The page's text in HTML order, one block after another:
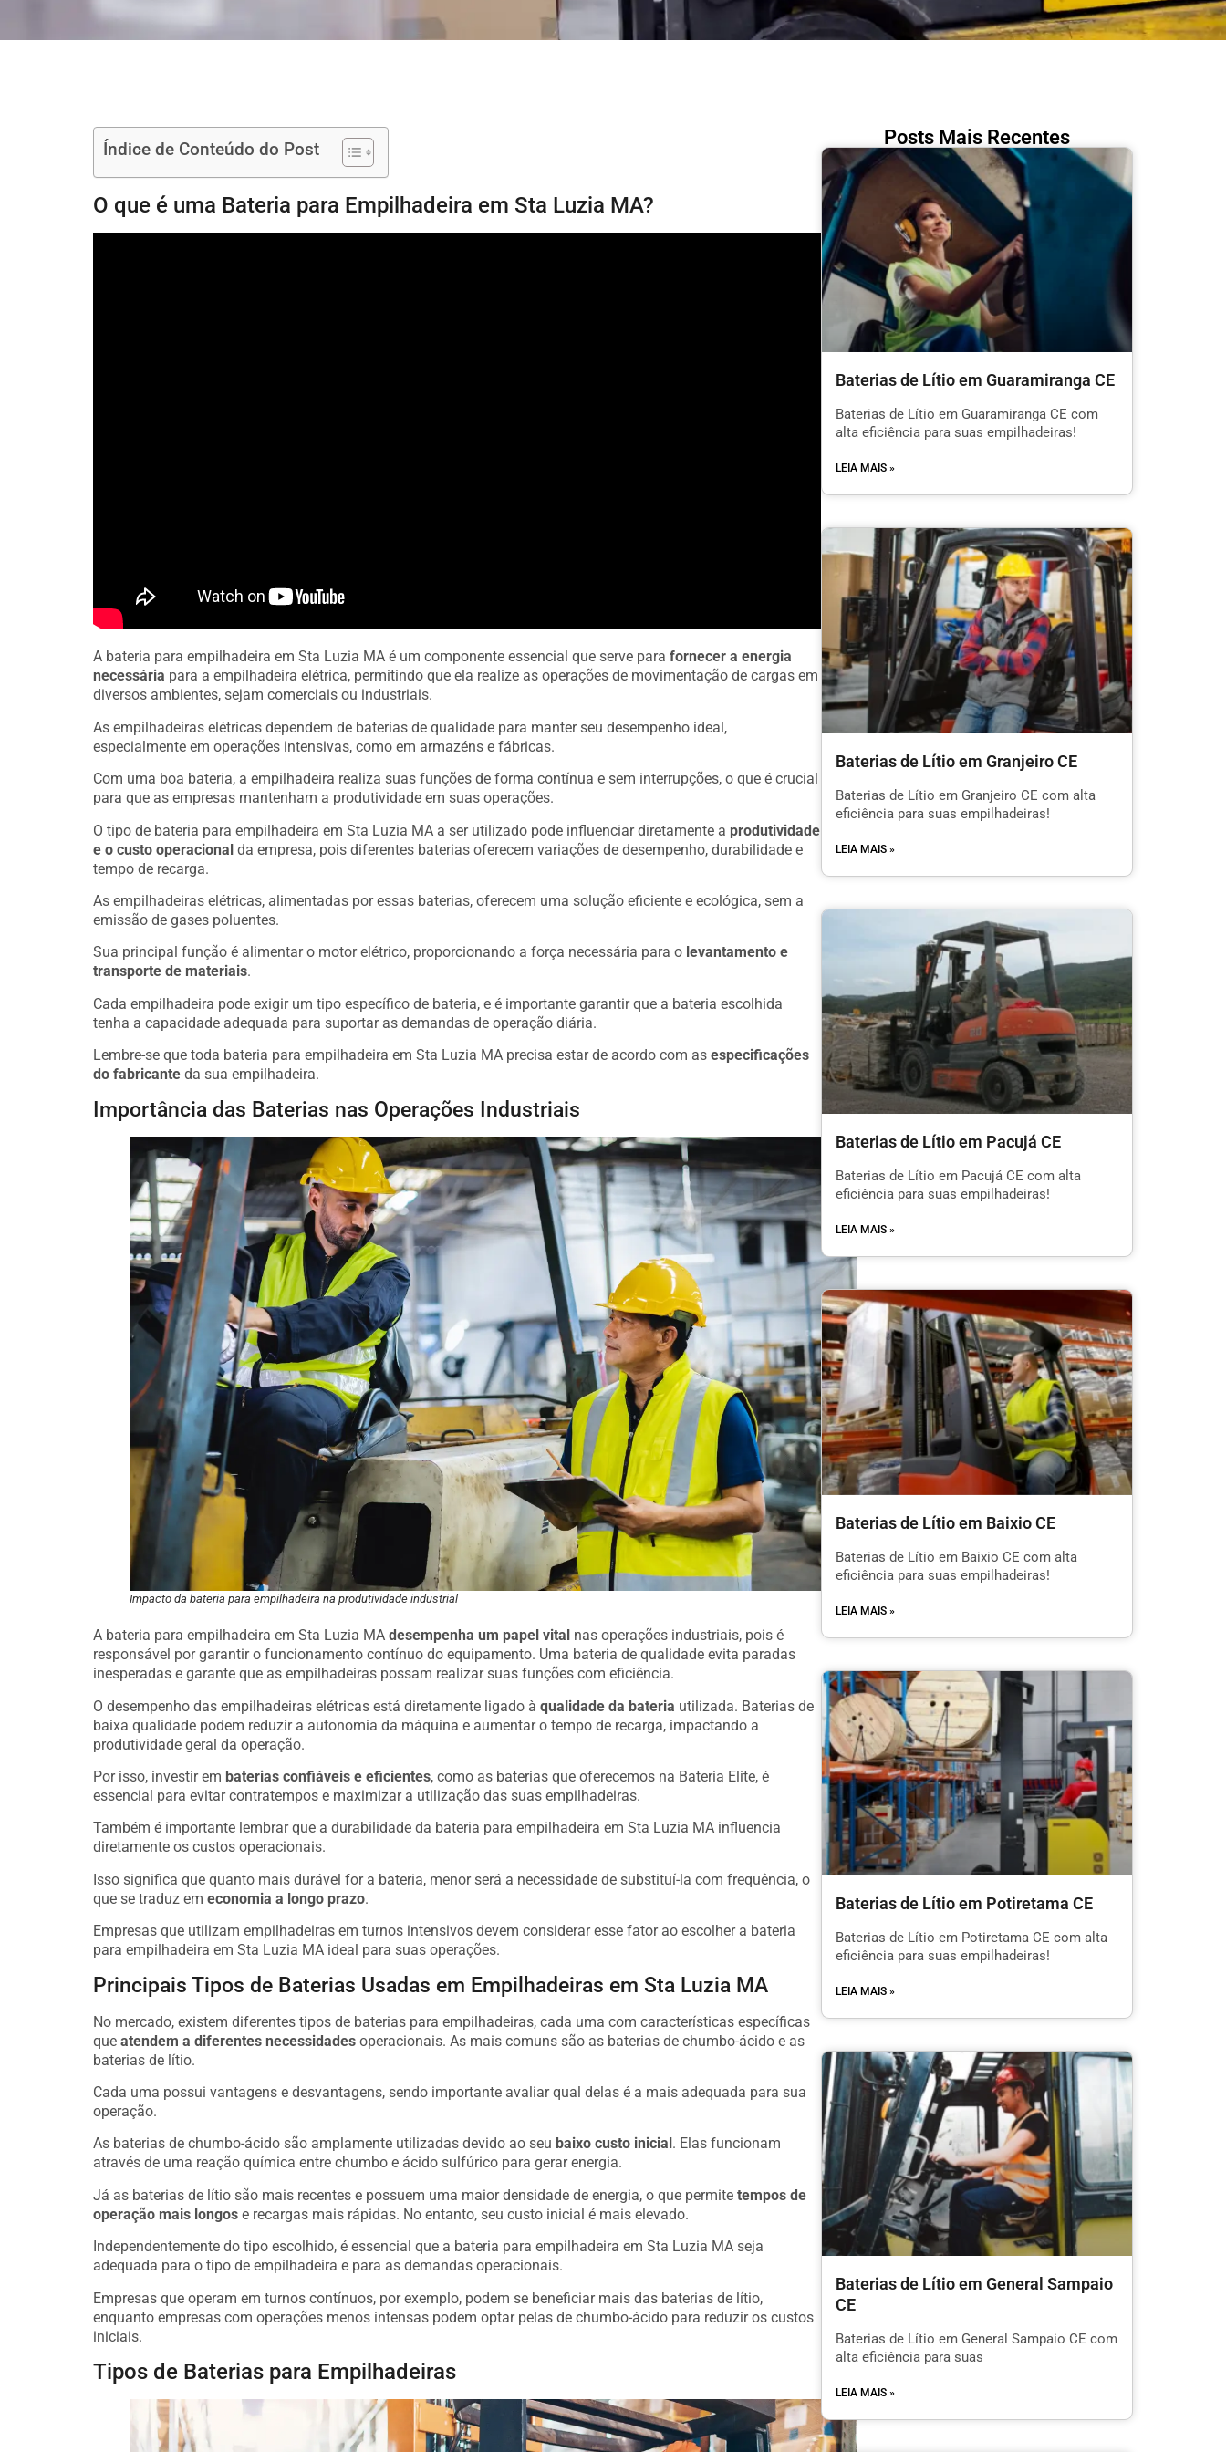
Índice de Conteúdo do Post
O que é uma Bateria para Empilhadeira em Sta Luzia MA?
A bateria para empilhadeira em Sta Luzia MA é um componente essencial que serve para fornecer a energia
necessária para a empilhadeira elétrica, permitindo que ela realize as operações de movimentação de cargas em
diversos ambientes, sejam comerciais ou industriais.
As empilhadeiras elétricas dependem de baterias de qualidade para manter seu desempenho ideal,
especialmente em operações intensivas, como em armazéns e fábricas.
Com uma boa bateria, a empilhadeira realiza suas funções de forma contínua e sem interrupções, o que é crucial
para que as empresas mantenham a produtividade em suas operações.
O tipo de bateria para empilhadeira em Sta Luzia MA a ser utilizado pode influenciar diretamente a produtividade
e o custo operacional da empresa, pois diferentes baterias oferecem variações de desempenho, durabilidade e
tempo de recarga.
As empilhadeiras elétricas, alimentadas por essas baterias, oferecem uma solução eficiente e ecológica, sem a
emissão de gases poluentes.
Sua principal função é alimentar o motor elétrico, proporcionando a força necessária para o levantamento e
transporte de materiais.
Cada empilhadeira pode exigir um tipo específico de bateria, e é importante garantir que a bateria escolhida
tenha a capacidade adequada para suportar as demandas de operação diária.
Lembre-se que toda bateria para empilhadeira em Sta Luzia MA precisa estar de acordo com as especificações
do fabricante da sua empilhadeira.
Importância das Baterias nas Operações Industriais
Impacto da bateria para empilhadeira na produtividade industrial
A bateria para empilhadeira em Sta Luzia MA desempenha um papel vital nas operações industriais, pois é
responsável por garantir o funcionamento contínuo do equipamento. Uma bateria de qualidade evita paradas
inesperadas e garante que as empilhadeiras possam realizar suas funções com eficiência.
O desempenho das empilhadeiras elétricas está diretamente ligado à qualidade da bateria utilizada. Baterias de
baixa qualidade podem reduzir a autonomia da máquina e aumentar o tempo de recarga, impactando a
produtividade geral da operação.
Por isso, investir em baterias confiáveis e eficientes, como as baterias que oferecemos na Bateria Elite, é
essencial para evitar contratempos e maximizar a utilização das suas empilhadeiras.
Também é importante lembrar que a durabilidade da bateria para empilhadeira em Sta Luzia MA influencia
diretamente os custos operacionais.
Isso significa que quanto mais durável for a bateria, menor será a necessidade de substituí-la com frequência, o
que se traduz em economia a longo prazo.
Empresas que utilizam empilhadeiras em turnos intensivos devem considerar esse fator ao escolher a bateria
para empilhadeira em Sta Luzia MA ideal para suas operações.
Principais Tipos de Baterias Usadas em Empilhadeiras em Sta Luzia MA
No mercado, existem diferentes tipos de baterias para empilhadeiras, cada uma com características específicas
que atendem a diferentes necessidades operacionais. As mais comuns são as baterias de chumbo-ácido e as
baterias de lítio.
Cada uma possui vantagens e desvantagens, sendo importante avaliar qual delas é a mais adequada para sua
operação.
As baterias de chumbo-ácido são amplamente utilizadas devido ao seu baixo custo inicial . Elas funcionam
através de uma reação química entre chumbo e ácido sulfúrico para gerar energia.
Já as baterias de lítio são mais recentes e possuem uma maior densidade de energia, o que permite tempos de
operação mais longos e recargas mais rápidas. No entanto, seu custo inicial é mais elevado.
Independentemente do tipo escolhido, é essencial que a bateria para empilhadeira em Sta Luzia MA seja
adequada para o tipo de empilhadeira e para as demandas operacionais.
Empresas que operam em turnos contínuos, por exemplo, podem se beneficiar mais das baterias de lítio,
enquanto empresas com operações menos intensas podem optar pelas de chumbo-ácido para reduzir os custos
iniciais.
Tipos de Baterias para Empilhadeiras
Posts Mais Recentes
Baterias de Lítio em Guaramiranga CE
Baterias de Lítio em Guaramiranga CE com
alta eficiência para suas empilhadeiras!
LEIA MAIS »
Baterias de Lítio em Granjeiro CE
Baterias de Lítio em Granjeiro CE com alta
eficiência para suas empilhadeiras!
LEIA MAIS »
Baterias de Lítio em Pacujá CE
Baterias de Lítio em Pacujá CE com alta
eficiência para suas empilhadeiras!
LEIA MAIS »
Baterias de Lítio em Baixio CE
Baterias de Lítio em Baixio CE com alta
eficiência para suas empilhadeiras!
LEIA MAIS »
Baterias de Lítio em Potiretama CE
Baterias de Lítio em Potiretama CE com alta
eficiência para suas empilhadeiras!
LEIA MAIS »
Baterias de Lítio em General Sampaio
CE
Baterias de Lítio em General Sampaio CE com
alta eficiência para suas
LEIA MAIS »